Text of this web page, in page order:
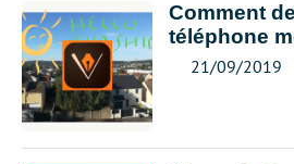
Comment
téléphone
21/09/2019